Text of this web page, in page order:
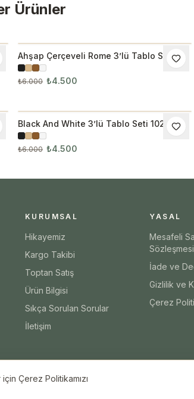
Ürünler
İNDIRIM
Ahşap Çerçeveli Rome 3’lü Tablo Seti
₺6.000 ₺4.500
İNDIRIM
Black And White 3’lü Tablo Seti 1022
₺6.000 ₺4.500
KURUMSAL
Hikayemiz
Kargo Takibi
Toptan Satış
Ürün Bilgisi
Sıkça Sorulan Sorular
İletişim
YASAL
Mesafeli
Sözleşmesi
İade ve
Gizlilik ve
Çerez
Çerez Politikamızı